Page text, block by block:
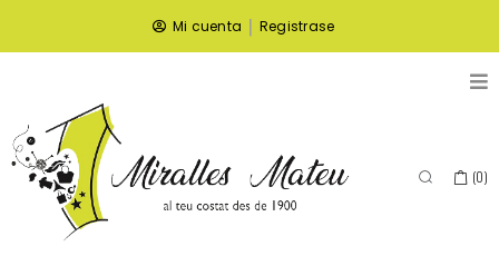
Mi cuenta | Registrase
(0)